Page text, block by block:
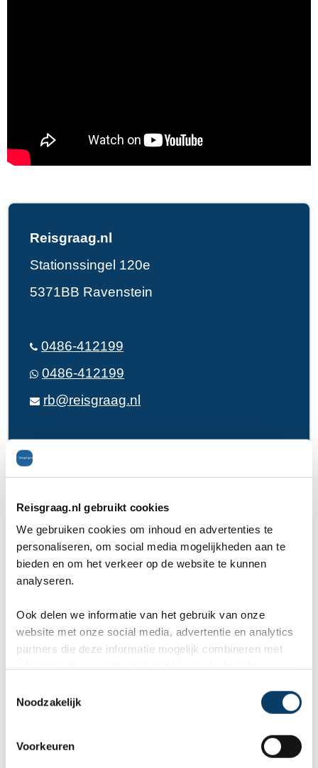
Reisgraag.nl gebruikt cookies
We gebruiken cookies om inhoud en advertenties te
personaliseren, om social media mogelijkheden aan te
bieden en om het verkeer op de website te kunnen
analyseren.
Ook delen we informatie van het gebruik van onze
website met onze social media, advertentie en analytics
partners die deze informatie mogelijk combineren met
Noodzakelijk
Voorkeuren
Reisgraag.nl
Stationssingel 120e
5371BB Ravenstein
0486-412199
0486-412199
rb@reisgraag.nl
9,8 in 569 reviews